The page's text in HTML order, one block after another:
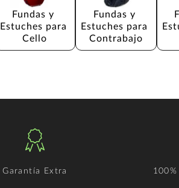
Fundas y
Estuches para
Cello
Fundas y
Estuches para
Contrabajo
Garantía Extra